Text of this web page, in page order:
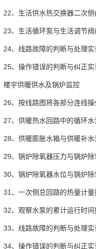
22、生活供水热交换器二次侧
23、生活循环泵与生活调节阀
24、线路故障的判断与处理实
25、操作错误的判断与纠正实
楼宇供暖供水及锅炉监控
26、按线路图将各部分连线操
27、供暖热水回路中的循环水
28、供暖膨胀水箱与供暖补水
29、锅炉除氧器压力与锅炉除
30、锅炉除氧器水位与锅炉除
31、一次侧总回路的热量计量
32、观察水泵的累计运行时间
33、线路故障的判断与处理实
34、操作错误的判断与纠正实